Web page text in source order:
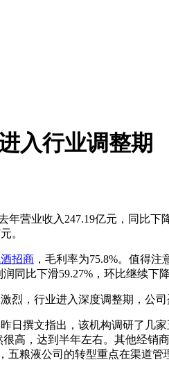
入行业调整期
营业收入247.19亿元，同比下
。
招商 ，毛利率为75.8%。值得
同比下滑59.27%，环比继续下降
，行业进入深度调整期，公
撰文指出，该机构调研了几
高，达到半年左右。其他经销
粮液公司的转型重点在渠道